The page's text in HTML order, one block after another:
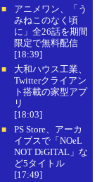
■
アニメワン、「う
みねこのなく頃
に」全26話を期間
限定で無料配信
[18:39]
■
大和ハウス工業、
Twitterクライアン
ト搭載の家型アプ
リ
[18:03]
■
PS Store、アーカ
イブスで「NOeL
NOT DiGITAL」な
ど5タイトル
[17:49]